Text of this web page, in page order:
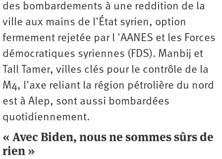
des bombardements à une reddition de la
ville aux mains de l'État syrien, option
fermement rejetée par l 'AANES et les Forces
démocratiques syriennes (FDS). Manbij et
Tall Tamer, villes clés pour le contrôle de la
M4, l'axe reliant la région pétrolière du nord
est à Alep, sont aussi bombardées
quotidiennement.
« Avec Biden, nous ne sommes sûrs de
rien »